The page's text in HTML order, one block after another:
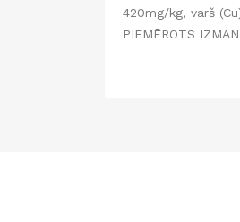
420mg/kg, varš
PIEMĒROTS